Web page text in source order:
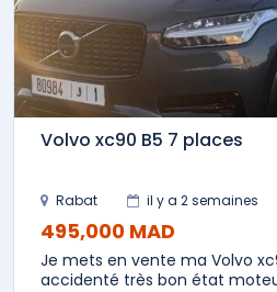
Volvo xc90 B5 7 places
Rabat il y a 2 semaines
495,000 MAD
Je mets en vente ma Volvo
accidenté très bon état